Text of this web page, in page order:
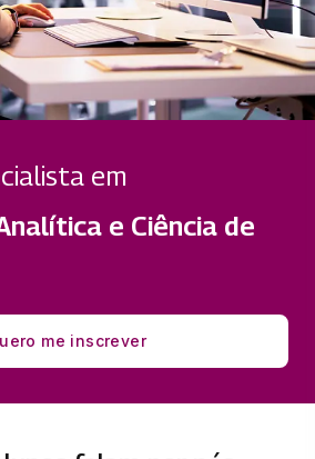
RÁPIDO DE
PYTHON
BANCO DE DADOS
em
e Ciência de
me inscrever